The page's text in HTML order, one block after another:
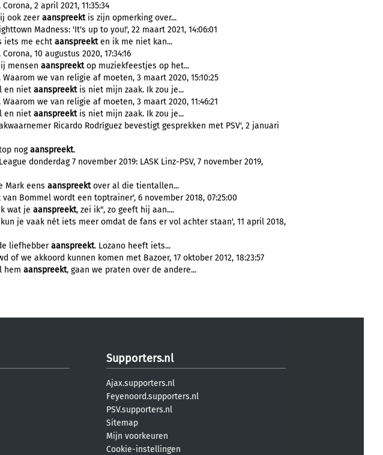
2 april 2021, 11:35:34
ook zeeraanspreektis zijn opmerking over...
Madness: 'It's up to you!', 22 maart 2021, 14:06:01
iets me echt aanspreekten ik me niet kan...
10 augustus 2020, 17:34:16
mensen aanspreektop muziekfeestjes op het...
we van religie af moeten, 3 maart 2020, 15:10:25
en niet aanspreektis niet mijn zaak. Ik zou je...
we van religie af moeten, 3 maart 2020, 11:46:21
en niet aanspreektis niet mijn zaak. Ik zou je...
Ricardo Rodríguez bevestigt gesprekken met PSV', 2 januari
nogaanspreekt.
donderdag 7 november 2019: LASK Linz-PSV, 7 november 2019,
Mark eens aanspreektover al die tientallen...
Bommel wordt een toptrainer', 6 november 2018, 07:25:00
wat je aanspreekt, zei ik", zo geeft hij aan....
je vaak nét iets meer omdat de fans er vol achter staan', 11 april 2018,
liefhebberaanspreekt. Lozano heeft iets...
of we akkoord kunnen komen met Bazoer, 17 oktober 2012, 18:23:57
hem aanspreekt, gaan we praten over de andere...
Supporters.nl
Ajax.supporters.nl
Feyenoord.supporters.nl
PSV.supporters.nl
Sitemap
Mijn voorkeuren
Cookie-instellingen